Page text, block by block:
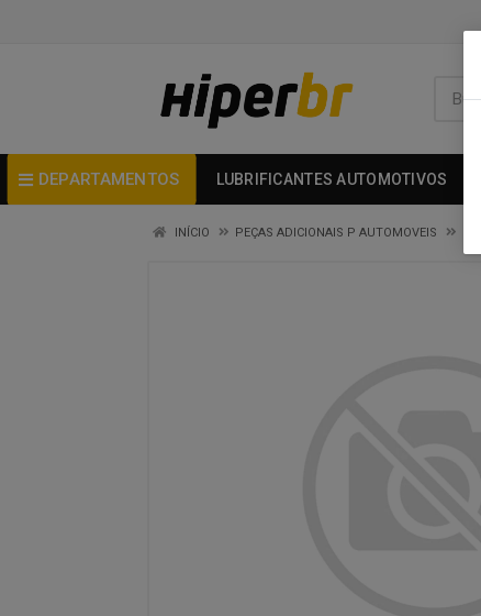
DEPARTAMENTOS LUBRIFICANTES AUTOMOTIVOS
INÍCIO PEÇAS ADICIONAIS P AUTOMOVEIS